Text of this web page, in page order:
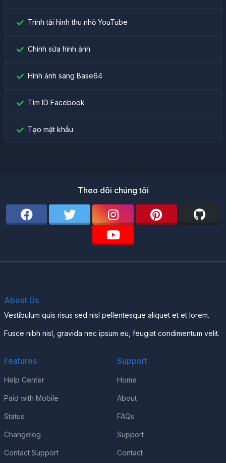
Trình tải hình thu nhỏ YouTube
Chỉnh sửa hình ảnh
Hình ảnh sang Base64
Tìm ID Facebook
Tạo mật khẩu
Theo dõi chúng tôi
About Us
Vestibulum quis risus sed nisl pellentesque aliquet et et lorem.
Fusce nibh nisl, gravida nec ipsum eu, feugiat condimentum velit.
Features
Help Center
Paid with Mobile
Status
Changelog
Contact Support
Support
Home
About
FAQs
Support
Contact